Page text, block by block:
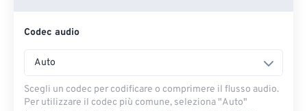
Codec audio
Auto
Scegli un codec per codificare o comprimere il flusso audio.
Per utilizzare il codec più comune, seleziona "Auto"